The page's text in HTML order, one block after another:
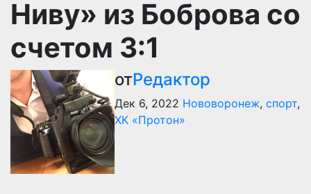
Ниву» из Боброва со
счетом 3:1
отРедактор
Дек 6, 2022 Нововоронеж, спорт,
ХК «Протон»